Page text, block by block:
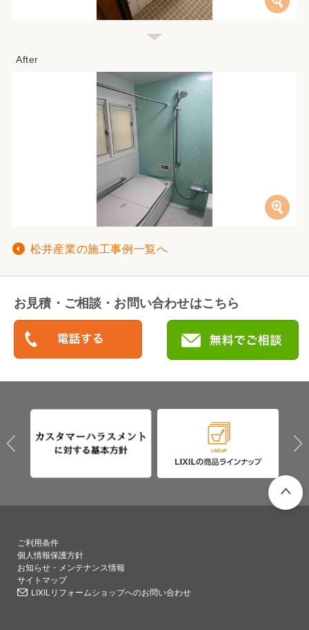
松井産業の施工事例一覧へ
お見積・ご相談・お問い合わせはこちら
ご利用条件
個人情報保護方針
お知らせ・メンテナンス情報
サイトマップ
LIXILリフォームショップへのお問い合わせ